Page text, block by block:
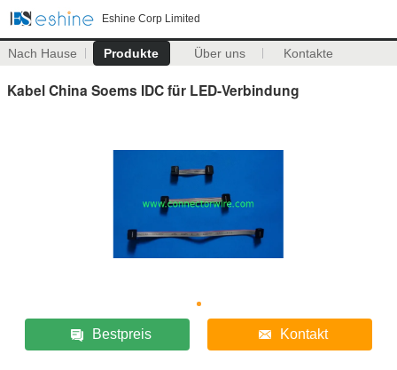
Eshine Corp Limited
Nach Hause Produkte Über uns Kontakte
Kabel China Soems IDC für LED-Verbindung
Bestpreis Kontakt